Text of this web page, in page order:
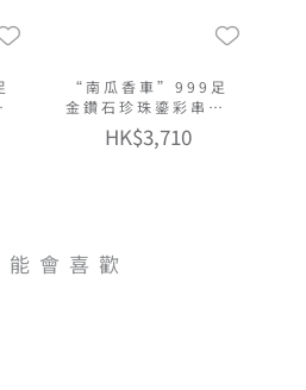
“南瓜香車”999足
金鑽石珍珠鎏彩串飾
連手繩
HK$3,710
能會喜歡